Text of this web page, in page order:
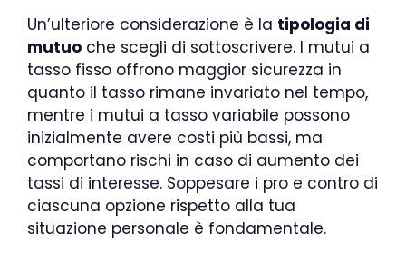
Un’ulteriore considerazione è la tipologia di
mutuo che scegli di sottoscrivere. I mutui a
tasso fisso offrono maggior sicurezza in
quanto il tasso rimane invariato nel tempo,
mentre i mutui a tasso variabile possono
inizialmente avere costi più bassi, ma
comportano rischi in caso di aumento dei
tassi di interesse. Soppesare i pro e contro di
ciascuna opzione rispetto alla tua
situazione personale è fondamentale.